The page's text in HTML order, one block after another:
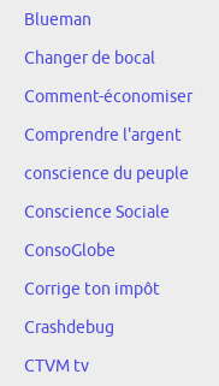
Blueman
Changer de bocal
Comment-économiser
Comprendre l'argent
conscience du peuple
Conscience Sociale
ConsoGlobe
Corrige ton impôt
Crashdebug
CTVM tv